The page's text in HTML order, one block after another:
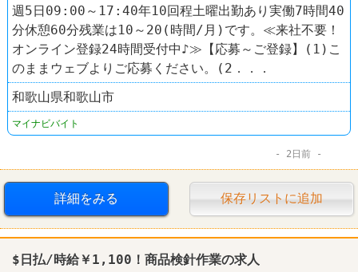
週5日09:00～17:40年10回程土曜出勤あり実働7時間40
分休憩60分残業は10～20(時間/月)です。≪来社不要！
オンライン登録24時間受付中♪≫【応募～ご登録】(1)こ
のままウェブよりご応募ください。(2．．．
和歌山県和歌山市
マイナビバイト
2日前
詳細をみる 保存リストに追加
$日払/時給￥1,100！商品検針作業の求人